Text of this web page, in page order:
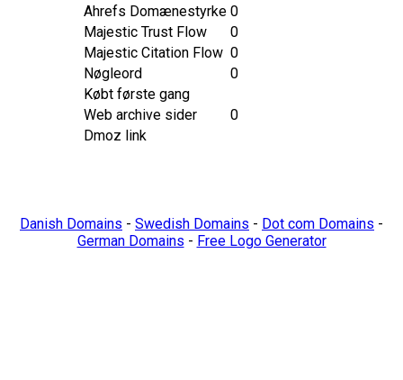
Ahrefs Domænestyrke 0
Majestic Trust Flow
0
Majestic Citation Flow 0
Nøgleord
0
Købt første gang
Web archive sider
0
Dmoz link
Danish Domains - Swedish Domains - Dot com Domains -
German Domains - Free Logo Generator